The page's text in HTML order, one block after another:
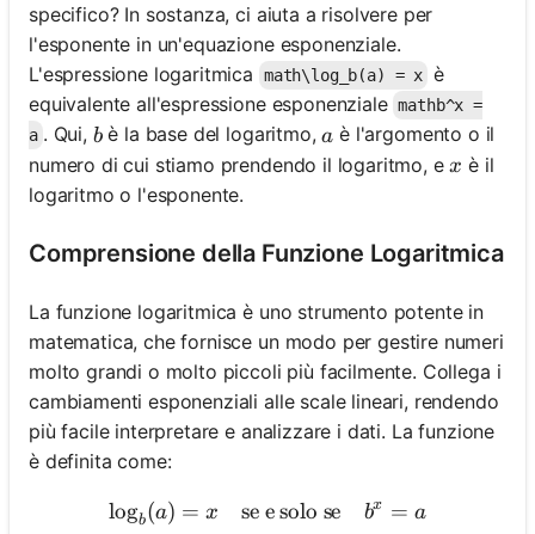
specifico? In sostanza, ci aiuta a risolvere per
l'esponente in un'equazione esponenziale.
L'espressione logaritmica
math\log_b(a) = x è
equivalente all'espressione esponenziale mathb^x =
a . Qui, b
bè la base del logaritmo,a
a è l'argomento o il
numero di cui stiamo prendendo il logaritmo, ex
x è il
logaritmo o l'esponente.
Comprensione della Funzione Logaritmica
La funzione logaritmica è uno strumento potente in
matematica, che fornisce un modo per gestire numeri
molto grandi o molto piccoli più facilmente. Collega i
cambiamenti esponenziali alle scale lineari, rendendo
più facile interpretare e analizzare i dati. La funzione
è definita come:
\log_b(a) = x \quad
logb(a) = x se e solo se bx = a